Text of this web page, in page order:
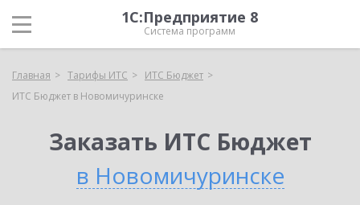
1С:Предприятие 8
Система программ
Главная Тарифы ИТС
ИТС Бюджет
ИТС Бюджет в Новомичуринске
Заказать ИТС Бюджет
в Новомичуринске